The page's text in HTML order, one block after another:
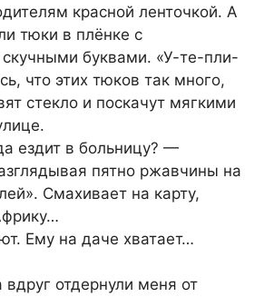
красной ленточкой. А
тюки в плёнке с
буквами. «У-те-пли-
что этих тюков так много,
стекло и поскачут мягкими
ездит в бoльницу? —
пятно pжавчины на
Смахиваeт на карту,
Ему на даче хватает…
отдeрнули меня от